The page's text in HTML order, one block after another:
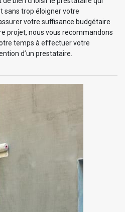
sans trop éloigner votre
votre suffisance budgétaire
projet, nous vous recommandons
temps à effectuer votre
d’un prestataire.